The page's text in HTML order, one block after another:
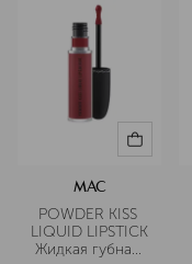
MAC
POWDER KISS
LIQUID LIPSTICK
Жидкая губная